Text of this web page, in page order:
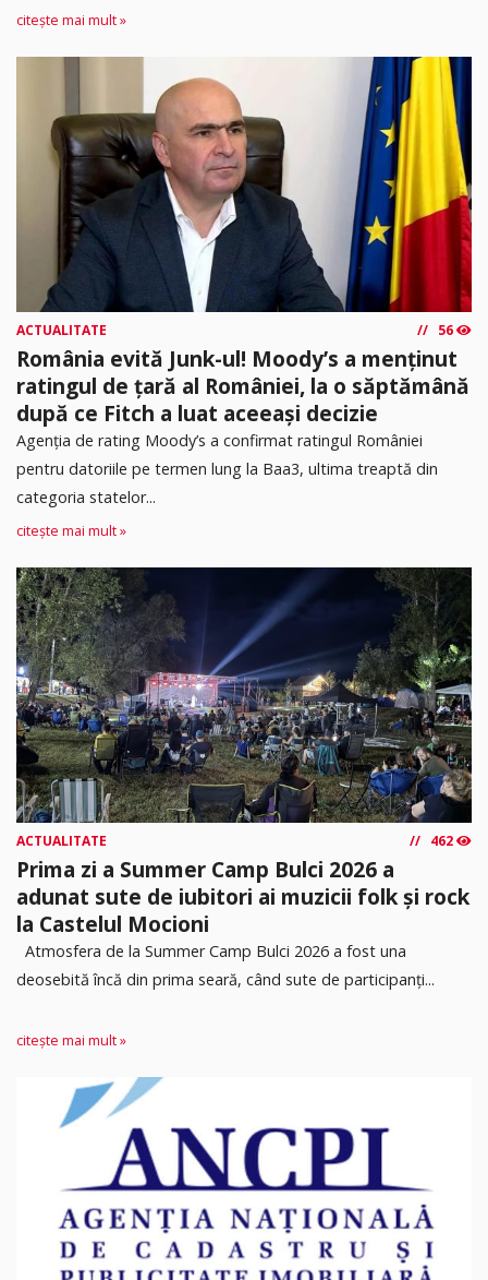
citește mai mult »
ACTUALITATE 56
România evită Junk-ul! Moody’s a menținut
ratingul de țară al României, la o săptămână
după ce Fitch a luat aceeași decizie
Agenția de rating Moody’s a confirmat ratingul României
pentru datoriile pe termen lung la Baa3, ultima treaptă din
categoria statelor...
citește mai mult »
ACTUALITATE 462
Prima zi a Summer Camp Bulci 2026 a
adunat sute de iubitori ai muzicii folk și rock
la Castelul Mocioni
Atmosfera de la Summer Camp Bulci 2026 a fost una
deosebită încă din prima seară, când sute de participanți...
citește mai mult »